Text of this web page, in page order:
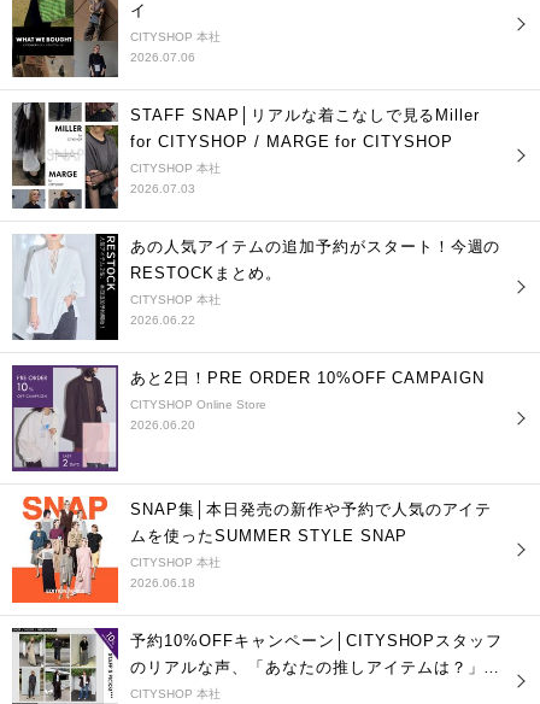
イ
CITYSHOP 本社
2026.07.06
STAFF SNAP│リアルな着こなしで見るMiller
for CITYSHOP / MARGE for CITYSHOP
CITYSHOP 本社
2026.07.03
あの人気アイテムの追加予約がスタート！今週の
RESTOCKまとめ。
CITYSHOP 本社
2026.06.22
あと2日！PRE ORDER 10%OFF CAMPAIGN
CITYSHOP Online Store
2026.06.20
SNAP集│本日発売の新作や予約で人気のアイテ
ムを使ったSUMMER STYLE SNAP
CITYSHOP 本社
2026.06.18
予約10%OFFキャンペーン│CITYSHOPスタッフ
のリアルな声、「あなたの推しアイテムは？」
vol.2
CITYSHOP 本社